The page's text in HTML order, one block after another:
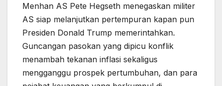
Menhan AS Pete Hegseth menegaskan militer
AS siap melanjutkan pertempuran kapan pun
Presiden Donald Trump memerintahkan.
Guncangan pasokan yang dipicu konflik
menambah tekanan inflasi sekaligus
mengganggu prospek pertumbuhan, dan para